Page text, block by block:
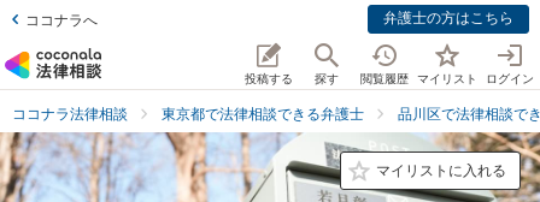
ココナラへ 弁護士の方はこちら
投稿する 探す 閲覧履歴 マイリスト ログイン
ココナラ法律相談 東京都で法律相談できる弁護士 品川区で法律相談で
マイリストに入れる